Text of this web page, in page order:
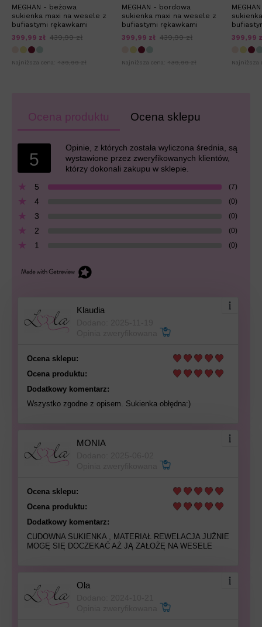
MEGHAN - beżowa
sukienka maxi na wesele z
bufiastymi rękawkami
399,99 zł 439,99 zł
Najniższa cena: 439,99 zł
MEGHAN - bordowa
sukienka maxi na wesele z
bufiastymi rękawkami
399,99 zł 439,99 zł
Najniższa cena: 439,99 zł
399,99
Najniższa
Ocena produktu Ocena sklepu
5
Opinie, z których została wyliczona średnia, są
wystawione przez zweryfikowanych klientów,
którzy dokonali zakupu w sklepie.
5
(7)
4 (0)
3 (0)
2 (0)
1 (0)
Klaudia
Ocena sklepu:
Ocena produktu:
Dodatkowy komentarz:
Wszystko zgodne z opisem. Sukienka obłędna:)
MONIA
Ocena sklepu:
Ocena produktu:
Dodatkowy komentarz:
CUDOWNA SUKIENKA , MATERIAŁ REWELACJA JUŻNIE
MOGĘ SIĘ DOCZEKAĆ AŻ JĄ ZAŁOŻĘ NA WESELE
Ola